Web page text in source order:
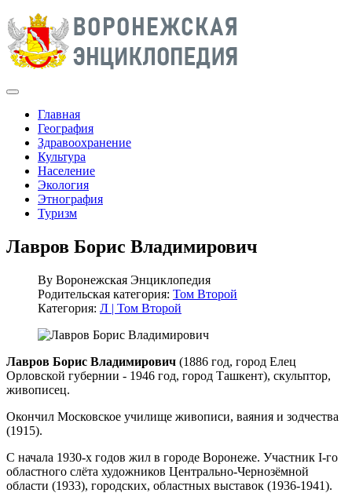
Главная
География
Здравоохранение
Культура
Население
Экология
Этнография
Туризм
Лавров Борис Владимирович
By Воронежская Энциклопедия
Родительская категория: Том Второй
Категория: Л | Том Второй
Лавров Борис Владимирович (1886 год, город Елец
Орловской губернии - 1946 год, город Ташкент), скульптор,
живописец.
Окончил Московское училище живописи, ваяния и зодчества
(1915).
С начала 1930-х годов жил в городе Воронеже. Участник I-го
областного слёта художников Центрально-Чернозёмной
области (1933), городских, областных выставок (1936-1941).